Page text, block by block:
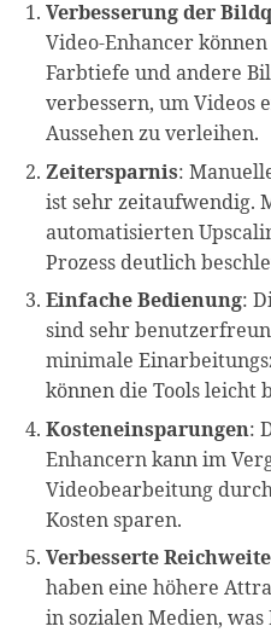
Verbesserung der
Video-Enhancer
Farbtiefe und andere
verbessern, um Videos
Aussehen zu verleihen.
Zeitersparnis:
ist sehr zeitaufwendig.
automatisierten
Prozess deutlich
Einfache Bedienung:
sind sehr
minimale
können die Tools leicht
Kosteneinsparungen:
Enhancern kann im
Videobearbeitung
Kosten sparen.
Verbesserte Reichweite
haben eine höhere
in sozialen Medien,